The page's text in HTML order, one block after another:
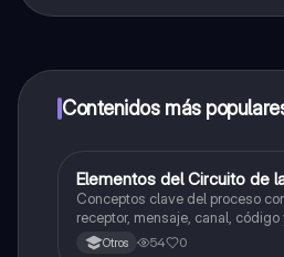
a determinadas funciones.
Contenidos más
EOtros
Elementos del Circuito de
Conceptos clave del proceso
receptor, mensaje, canal, código
Otros 54 0